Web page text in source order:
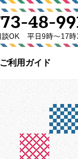
ご利用ガイド